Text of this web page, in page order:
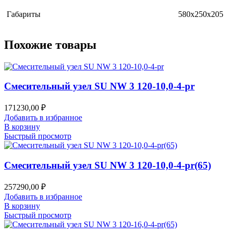
Габариты 580x250x205
Похожие товары
Смесительный узел SU NW 3 120-10,0-4-pr
171230,00 ₽
Добавить в избранное
В корзину
Быстрый просмотр
Смесительный узел SU NW 3 120-10,0-4-pr(65)
257290,00 ₽
Добавить в избранное
В корзину
Быстрый просмотр